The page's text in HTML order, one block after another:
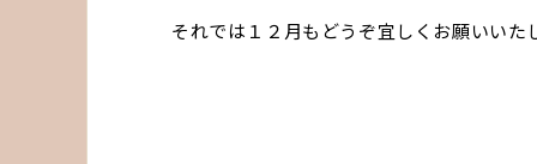
それでは１２月もどうぞ宜しくお願いいた